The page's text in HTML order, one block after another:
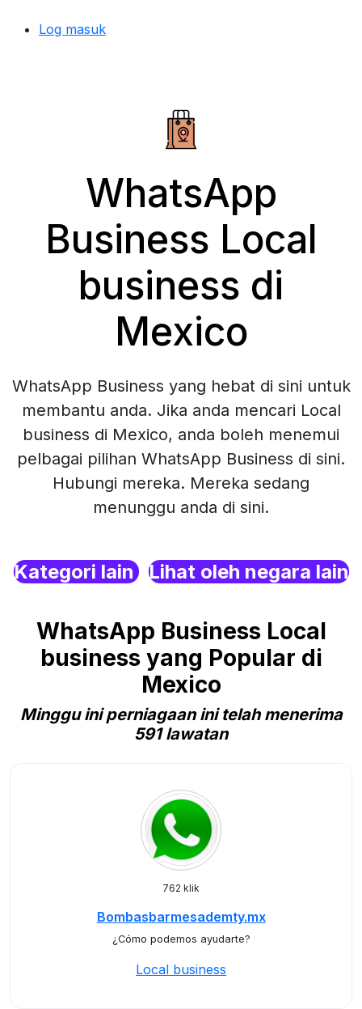
Log masuk
WhatsApp
Business Local
business di
Mexico
WhatsApp Business yang hebat di sini untuk
membantu anda. Jika anda mencari Local
business di Mexico, anda boleh menemui
pelbagai pilihan WhatsApp Business di sini.
Hubungi mereka. Mereka sedang
menunggu anda di sini.
Kategori lain Lihat oleh negara lain
WhatsApp Business Local
business yang Popular di
Mexico
Minggu ini perniagaan ini telah menerima
591 lawatan
762 klik
Bombasbarmesademty.mx
¿Cómo podemos ayudarte?
Local business